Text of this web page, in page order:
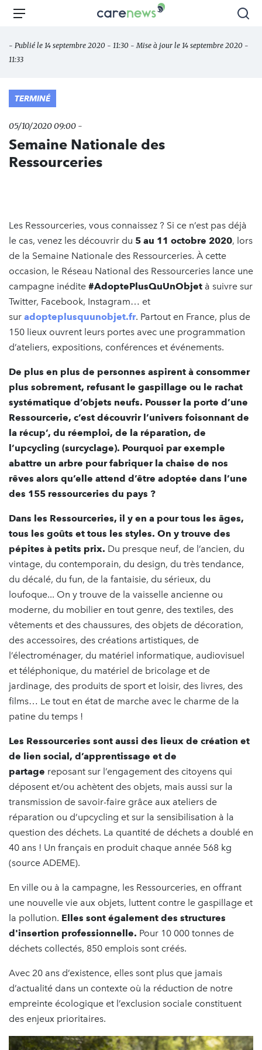
Aller
principal
Carenews,
des
Menu
- Publié le 14 septembre 2020 - 11:30 - Mise à jour le 14 septembre 2020 -
11:33
TERMINÉ
05/10/2020 09:00 -
Semaine Nationale des
Ressourceries
Les Ressourceries, vous connaissez ? Si ce n’est pas déjà
le cas, venez les découvrir du 5 au 11 octobre 2020, lors
de la Semaine Nationale des Ressourceries. À cette
occasion, le Réseau National des Ressourceries lance une
campagne inédite #AdoptePlusQuUnObjet à suivre sur
Twitter, Facebook, Instagram… et
sur adopteplusquunobjet.fr. Partout en France, plus de
150 lieux ouvrent leurs portes avec une programmation
d’ateliers, expositions, conférences et événements.
De plus en plus de personnes aspirent à consommer
plus sobrement, refusant le gaspillage ou le rachat
systématique d’objets neufs. Pousser la porte d’une
Ressourcerie, c’est découvrir l’univers foisonnant de
la récup’, du réemploi, de la réparation, de
l’upcycling (surcyclage). Pourquoi par exemple
abattre un arbre pour fabriquer la chaise de nos
rêves alors qu’elle attend d’être adoptée dans l’une
des 155 ressourceries du pays ?
Dans les Ressourceries, il y en a pour tous les âges,
tous les goûts et tous les styles. On y trouve des
pépites à petits prix. Du presque neuf, de l’ancien, du
vintage, du contemporain, du design, du très tendance,
du décalé, du fun, de la fantaisie, du sérieux, du
loufoque... On y trouve de la vaisselle ancienne ou
moderne, du mobilier en tout genre, des textiles, des
vêtements et des chaussures, des objets de décoration,
des accessoires, des créations artistiques, de
l’électroménager, du matériel informatique, audiovisuel
et téléphonique, du matériel de bricolage et de
jardinage, des produits de sport et loisir, des livres, des
films… Le tout en état de marche avec le charme de la
patine du temps !
Les Ressourceries sont aussi des lieux de création et
de lien social, d’apprentissage et de
partage reposant sur l’engagement des citoyens qui
déposent et/ou achètent des objets, mais aussi sur la
transmission de savoir-faire grâce aux ateliers de
réparation ou d’upcycling et sur la sensibilisation à la
question des déchets. La quantité de déchets a doublé en
40 ans ! Un français en produit chaque année 568 kg
(source ADEME).
En ville ou à la campagne, les Ressourceries, en offrant
une nouvelle vie aux objets, luttent contre le gaspillage et
la pollution. Elles sont également des structures
d'insertion professionnelle. Pour 10 000 tonnes de
déchets collectés, 850 emplois sont créés.
Avec 20 ans d’existence, elles sont plus que jamais
d’actualité dans un contexte où la réduction de notre
empreinte écologique et l’exclusion sociale constituent
des enjeux prioritaires.